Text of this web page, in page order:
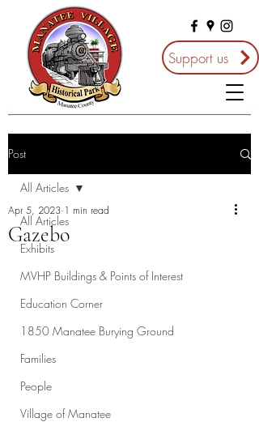
Support us
Post
All Articles
Exhibits
MVHP Buildings & Points of Interest
Education Corner
1850 Manatee Burying Ground
Families
People
Village of Manatee
All Articles
Gazebo
Apr 5, 2023 1 min read